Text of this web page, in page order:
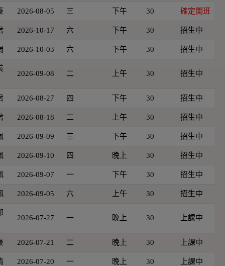
2026-08-05 三 下午 30 確定開班
2026-10-17 六 下午 30 招生中
2026-10-03 六 下午 30 招生中
2026-09-08 二 上午 30 招生中
2026-08-27 四 下午 30 招生中
2026-08-18 二 上午 30 招生中
2026-09-09 三 下午 30 招生中
2026-09-10 四 晚上 30 招生中
2026-09-07 一 下午 30 招生中
2026-09-05 六 上午 30 招生中
2026-07-27 一 晚上 30 上課中
2026-07-21 二 晚上 30 上課中
2026-07-20 一 晚上 30 上課中